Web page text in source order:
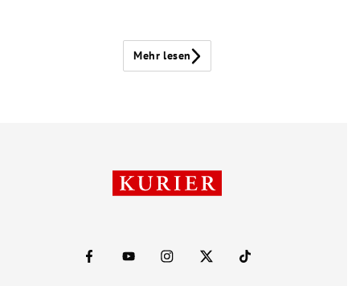
Mehr lesen